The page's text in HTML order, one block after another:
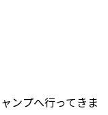
ンプへ行ってきま